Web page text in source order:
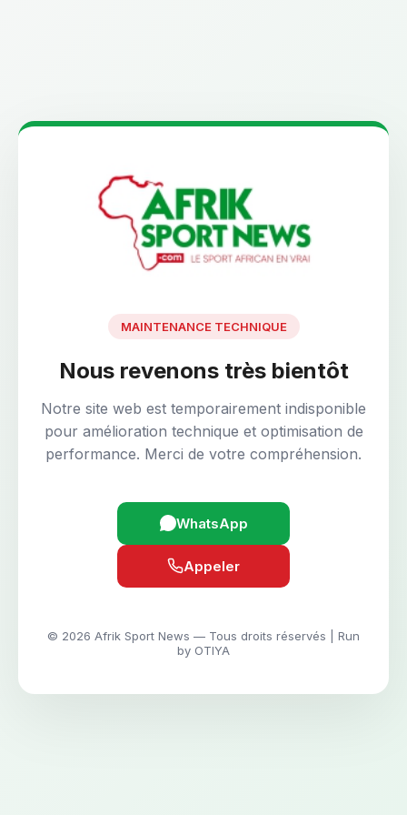
MAINTENANCE TECHNIQUE
Nous revenons très bientôt
Notre site web est temporairement indisponible
pour amélioration technique et optimisation de
performance. Merci de votre compréhension.
WhatsApp
Appeler
© 2026 Afrik Sport News — Tous droits réservés | Run
by OTIYA